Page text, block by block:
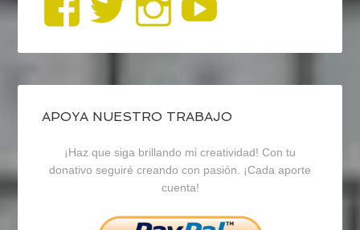
Ver
perfil
de
blogrecursosep
en
Facebook
Ver
perfil
de
recursosep
en
Twitter
Ver
perfil
de
recursosep
en
Instagram
APOYA NUESTRO TRABAJO
¡Haz que siga brillando mi creatividad! Con tu
donativo seguiré creando con pasión. ¡Cada aporte
cuenta!